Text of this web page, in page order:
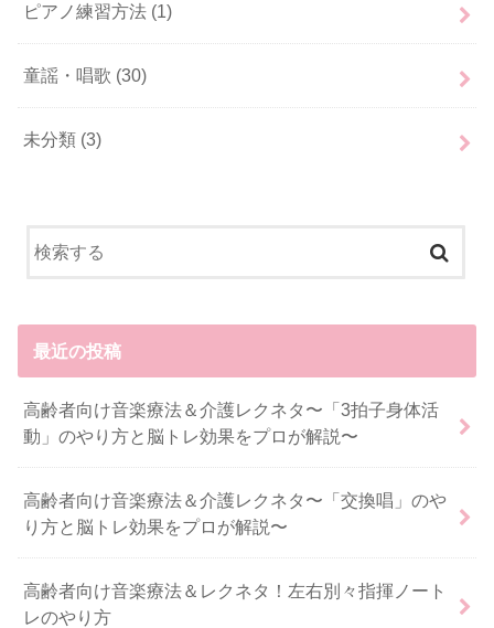
ピアノ練習方法 (1)
童謡・唱歌 (30)
未分類 (3)
最近の投稿
高齢者向け音楽療法＆介護レクネタ〜「3拍子身体活
動」のやり方と脳トレ効果をプロが解説〜
高齢者向け音楽療法＆介護レクネタ〜「交換唱」のや
り方と脳トレ効果をプロが解説〜
高齢者向け音楽療法＆レクネタ！左右別々指揮ノート
レのやり方